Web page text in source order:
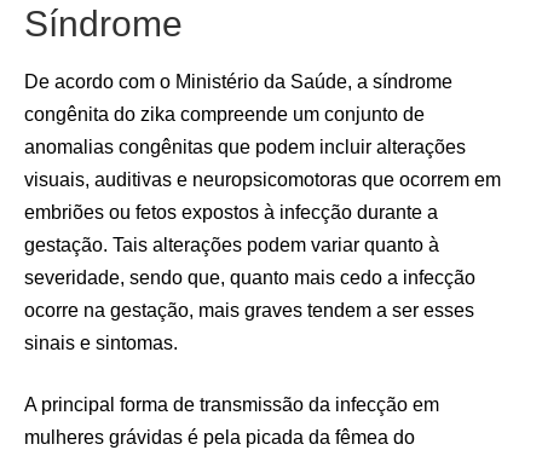
Síndrome
De acordo com o Ministério da Saúde, a síndrome
congênita do zika compreende um conjunto de
anomalias congênitas que podem incluir alterações
visuais, auditivas e neuropsicomotoras que ocorrem em
embriões ou fetos expostos à infecção durante a
gestação. Tais alterações podem variar quanto à
severidade, sendo que, quanto mais cedo a infecção
ocorre na gestação, mais graves tendem a ser esses
sinais e sintomas.
A principal forma de transmissão da infecção em
mulheres grávidas é pela picada da fêmea do